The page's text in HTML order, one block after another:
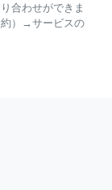
合わせができま
約）→サービスの